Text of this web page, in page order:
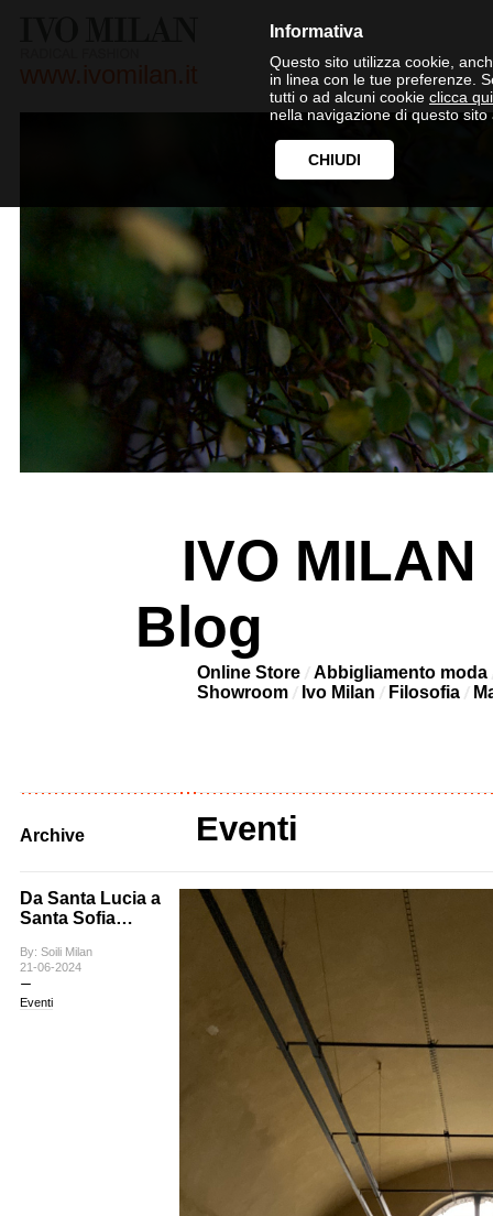
Informativa
Questo sito utilizza cookie,
in linea con le tue preferenze.
tutti o ad alcuni cookie clicca qui
nella navigazione di questo sito
CHIUDI
IVO
Blog
Online Store
Abbigliamento moda
Showroom
Ivo Milan Filosofia
Archive Eventi
Da Santa Lucia a
Santa Sofia…
By: Soili Milan
21-06-2024
Eventi